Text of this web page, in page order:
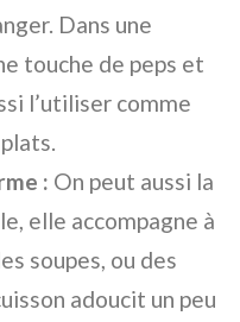
Dans une
touche de peps et
l’utiliser comme
: On peut aussi la
elle accompagne à
soupes, ou des
adoucit un peu